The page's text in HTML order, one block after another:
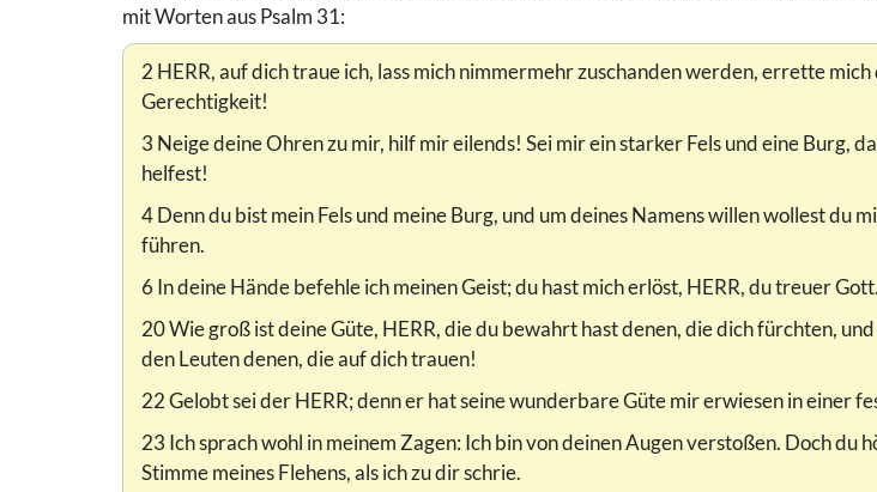
mit Worten aus Psalm 31:
2 HERR, auf dich traue ich, lass mich nimmermehr zuschanden werden, errette
Gerechtigkeit!
3 Neige deine Ohren zu mir, hilf mir eilends! Sei mir ein starker Fels und eine Burg,
helfest!
4 Denn du bist mein Fels und meine Burg, und um deines Namens willen wollest du
führen.
6 In deine Hände befehle ich meinen Geist; du hast mich erlöst, HERR, du treuer Gott.
20 Wie groß ist deine Güte, HERR, die du bewahrt hast denen, die dich fürchten,
den Leuten denen, die auf dich trauen!
22 Gelobt sei der HERR; denn er hat seine wunderbare Güte mir erwiesen in einer
23 Ich sprach wohl in meinem Zagen: Ich bin von deinen Augen verstoßen. Doch du
Stimme meines Flehens, als ich zu dir schrie.